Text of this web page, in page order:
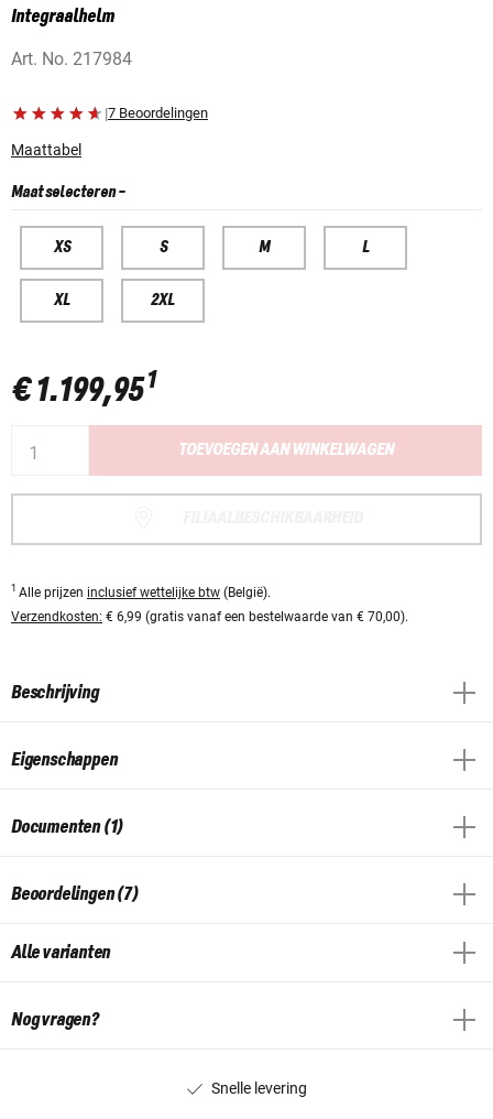
Integraalhelm
Art. No. 217984
|7 Beoordelingen
Maattabel
Maat selecteren-
XS S M L
XL 2XL
€ 1.199,951
TOEVOEGEN AAN WINKELWAGEN
1 Alle prijzen inclusief wettelijke btw (België).
Verzendkosten: € 6,99 (gratis vanaf een bestelwaarde van € 70,00).
Beschrijving
Eigenschappen
Documenten (1)
Beoordelingen (7)
Alle varianten
Nog vragen?
Snelle levering